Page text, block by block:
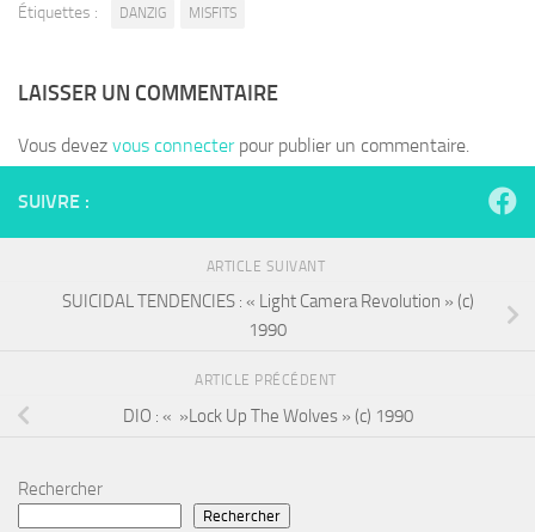
Étiquettes : DANZIG MISFITS
LAISSER UN COMMENTAIRE
Vous devez vous connecterpour publier un commentaire.
SUIVRE :
ARTICLE SUIVANT
SUICIDAL TENDENCIES : « Light Camera Revolution » (c)
1990
ARTICLE PRÉCÉDENT
DIO : « »Lock Up The Wolves » (c) 1990
Rechercher
Rechercher